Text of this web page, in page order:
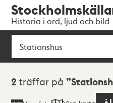
navigationen
huvudinnehållet
Historia i ord, ljud och bild
Sök
Sökresultat
2 träffar på